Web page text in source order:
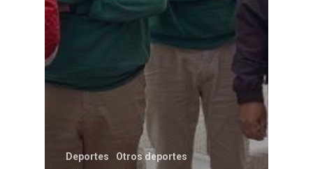
Deportes Otros deportes
Ciudad Real
Albacete
Cuenca
Guadalajara
Talavera
Economía
Educación
Cultura
Deportes
Sucesos
Medio Ambiente